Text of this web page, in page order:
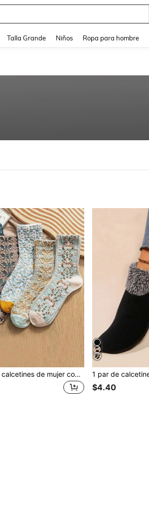
Talla Grande Niños Ropa para hombre
5 pares de calcetines de mujer con estampado floral 3D, estilo coreano INS, estilo de palacio retro, calcetines de media caña de moda
$4.40